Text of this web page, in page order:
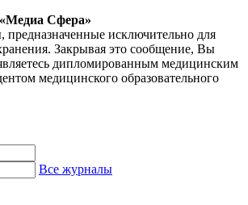
Сфера»
предназначенные исключительно для
Закрывая это сообщение, Вы
дипломированным медицинским
медицинского образовательного
Все журналы